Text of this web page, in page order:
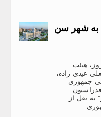
به شهر سن
. امروز، هیئت
عیدی زاده،
جمهوری
نقل از